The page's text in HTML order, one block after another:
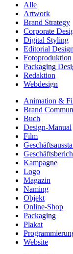
Alle
Artwork
Brand Strategy
Corporate
Digital Styling
Editorial
Fotoproduktion
Packaging
Redaktion
Webdesign
Animation &
Brand
Buch
Design-Manual
Film
Kampagne
Logo
Magazin
Naming
Objekt
Online-Shop
Packaging
Plakat
Website